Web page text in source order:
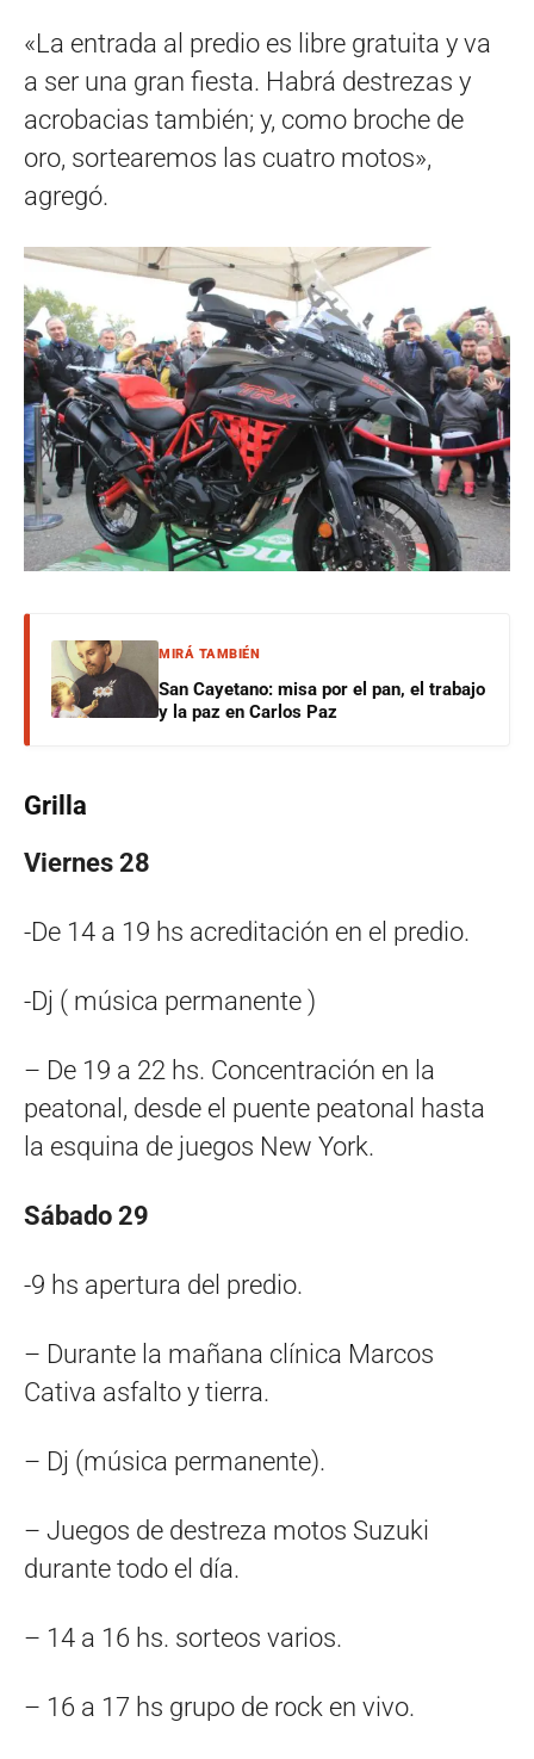
«La entrada al predio es libre gratuita y va
a ser una gran fiesta. Habrá destrezas y
acrobacias también; y, como broche de
oro, sortearemos las cuatro motos»,
agregó.
MIRÁ TAMBIÉN
San Cayetano: misa por el pan, el trabajo
y la paz en Carlos Paz
Grilla
Viernes 28
-De 14 a 19 hs acreditación en el predio.
-Dj ( música permanente )
– De 19 a 22 hs. Concentración en la
peatonal, desde el puente peatonal hasta
la esquina de juegos New York.
Sábado 29
-9 hs apertura del predio.
– Durante la mañana clínica Marcos
Cativa asfalto y tierra.
– Dj (música permanente).
– Juegos de destreza motos Suzuki
durante todo el día.
– 14 a 16 hs. sorteos varios.
– 16 a 17 hs grupo de rock en vivo.